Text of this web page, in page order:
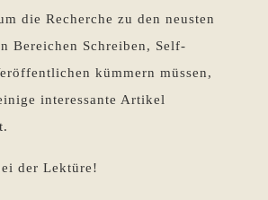
die Recherche zu den neusten
Bereichen Schreiben, Self-
kümmern müssen,
interessante Artikel
der Lektüre!